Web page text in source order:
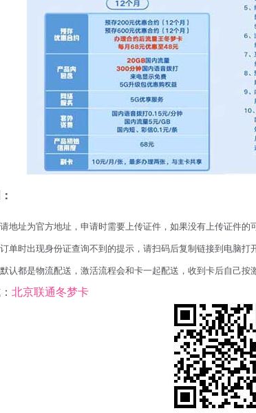
地址为官方地址，申请时需要上传证件，如果没有上传证件的
单时出现身份证查询不到的提示，请扫码后复制链接到电脑打
认都是物流配送，激活流程会和卡一起配送，收到卡后自己按
北京联通冬梦卡